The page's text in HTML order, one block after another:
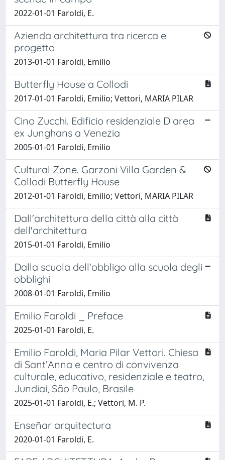
2022-01-01 Faroldi, E.
Azienda architettura tra ricerca e
progetto
2013-01-01 Faroldi, Emilio
Butterfly House a Collodi
2017-01-01 Faroldi, Emilio; Vettori, MARIA PILAR
Cino Zucchi. Edificio residenziale D area
ex Junghans a Venezia
2005-01-01 Faroldi, Emilio
Cultural Zone. Garzoni Villa Garden &
Collodi Butterfly House
2012-01-01 Faroldi, Emilio; Vettori, MARIA PILAR
Dall'architettura della città alla città
dell'architettura
2015-01-01 Faroldi, Emilio
Dalla scuola dell'obbligo alla scuola degli
obblighi
2008-01-01 Faroldi, Emilio
Emilio Faroldi _ Preface
2025-01-01 Faroldi, E.
Emilio Faroldi, Maria Pilar Vettori. Chiesa
di Sant’Anna e centro di convivenza
culturale, educativo, residenziale e teatro,
Jundiaí, São Paulo, Brasile
2025-01-01 Faroldi, E.; Vettori, M. P.
Enseñar arquitectura
2020-01-01 Faroldi, E.